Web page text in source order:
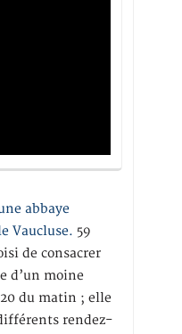
abbaye
Vaucluse. 59
de consacrer
d’un moine
du matin ; elle
rendez-